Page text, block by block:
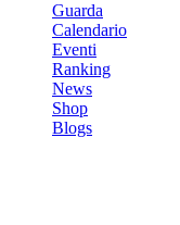
Guarda
Calendario
Eventi
Ranking
News
Shop
Blogs